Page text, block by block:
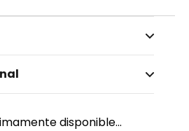
Caroline
disponible...